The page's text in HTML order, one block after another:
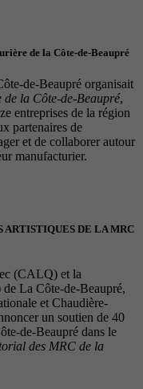
de la Côte-de-Beaupré
de-Beaupré organisait
la Côte-de-Beaupré,
entreprises de la région
partenaires de
et de collaborer autour
manufacturier.
ARTISTIQUES DE LA MRC
(CALQ) et la
La Côte-de-Beaupré,
et Chaudière-
un soutien de 40
de-Beaupré dans le
des MRC de la